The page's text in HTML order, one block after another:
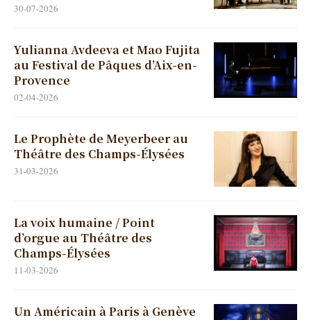
30-07-2026
Yulianna Avdeeva et Mao Fujita
au Festival de Pâques d’Aix-en-
Provence
02-04-2026
Le Prophète de Meyerbeer au
Théâtre des Champs-Élysées
31-03-2026
La voix humaine / Point
d’orgue au Théâtre des
Champs-Élysées
11-03-2026
Un Américain à Paris à Genève